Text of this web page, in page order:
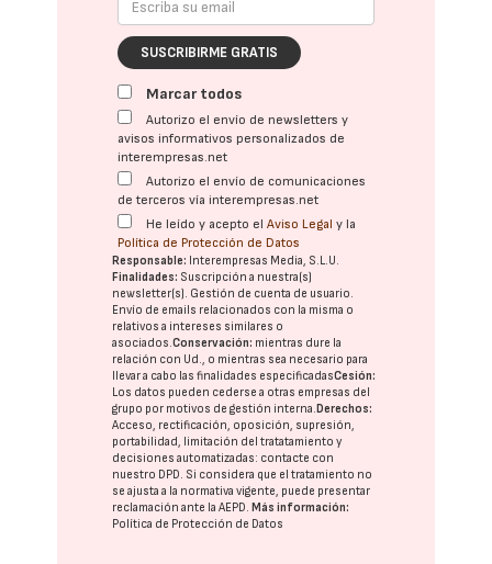
SUSCRIBIRME GRATIS
Marcar todos
Autorizo el envío de newsletters y
avisos informativos personalizados de
interempresas.net
Autorizo el envío de comunicaciones
de terceros vía interempresas.net
He leído y acepto elAviso Legal y la
Política de Protección de Datos
Responsable: Interempresas Media, S.L.U.
Finalidades: Suscripción a nuestra(s)
newsletter(s). Gestión de cuenta de usuario.
Envío de emails relacionados con la misma o
relativos a intereses similares o
asociados.Conservación: mientras dure la
relación con Ud., o mientras sea necesario para
llevar a cabo las finalidades especificadasCesión:
Los datos pueden cederse a otras empresas del
grupo por motivos de gestión interna. Derechos:
Acceso, rectificación, oposición, supresión,
portabilidad, limitación del tratatamiento y
decisiones automatizadas: contacte con
nuestro DPD. Si considera que el tratamiento no
se ajusta a la normativa vigente, puede presentar
reclamación ante laAEPD. Más información:
Política de Protección de Datos